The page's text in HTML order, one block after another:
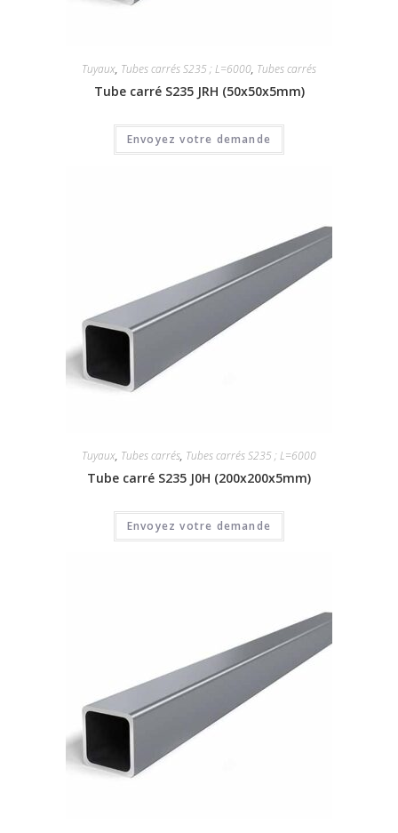
Tuyaux, Tubes carrés S235 ; L=6000, Tubes carrés
Tube carré S235 JRH (50x50x5mm)
Envoyez votre demande
Tuyaux, Tubes carrés, Tubes carrés S235 ; L=6000
Tube carré S235 J0H (200x200x5mm)
Envoyez votre demande